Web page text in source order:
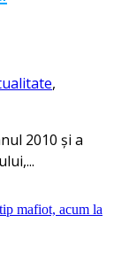
,
2010 și a